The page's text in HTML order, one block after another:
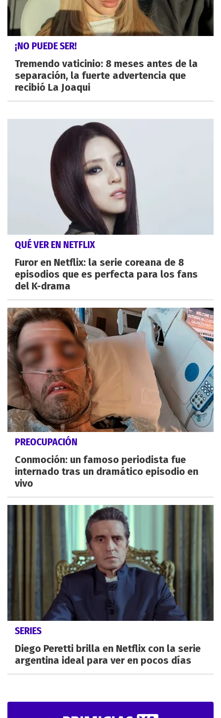
¡NO PUEDE SER!
Tremendo vaticinio: 8 meses antes de la
separación, la fuerte advertencia que
recibió La Joaqui
QUÉ VER EN NETFLIX
Furor en Netflix: la serie coreana de 8
episodios que es perfecta para los fans
del K-drama
PREOCUPACIÓN
Conmoción: un famoso periodista fue
internado tras un dramático episodio en
vivo
SERIES
Diego Peretti brilla en Netflix con la serie
argentina ideal para ver en pocos días